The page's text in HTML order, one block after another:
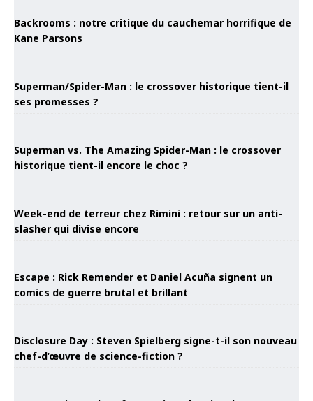
Backrooms : notre critique du cauchemar horrifique de
Kane Parsons
Superman/Spider-Man : le crossover historique tient-il
ses promesses ?
Superman vs. The Amazing Spider-Man : le crossover
historique tient-il encore le choc ?
Week-end de terreur chez Rimini : retour sur un anti-
slasher qui divise encore
Escape : Rick Remender et Daniel Acuña signent un
comics de guerre brutal et brillant
Disclosure Day : Steven Spielberg signe-t-il son nouveau
chef-d’œuvre de science-fiction ?